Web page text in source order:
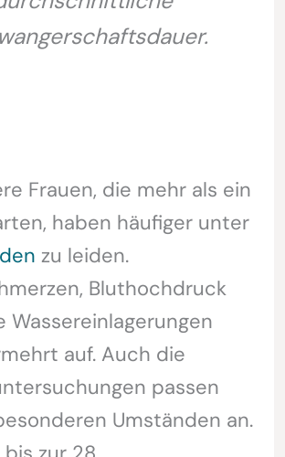
Frauen, die mehr als ein
haben häufiger unter
zu leiden.
Bluthochdruck
Wassereinlagerungen
auf. Auch die
passen
Umständen an.